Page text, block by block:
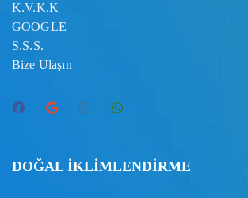
K.V.K.K
GOOGLE
S.S.S.
Bize Ulaşın
DOĞAL İKLİMLENDİRME